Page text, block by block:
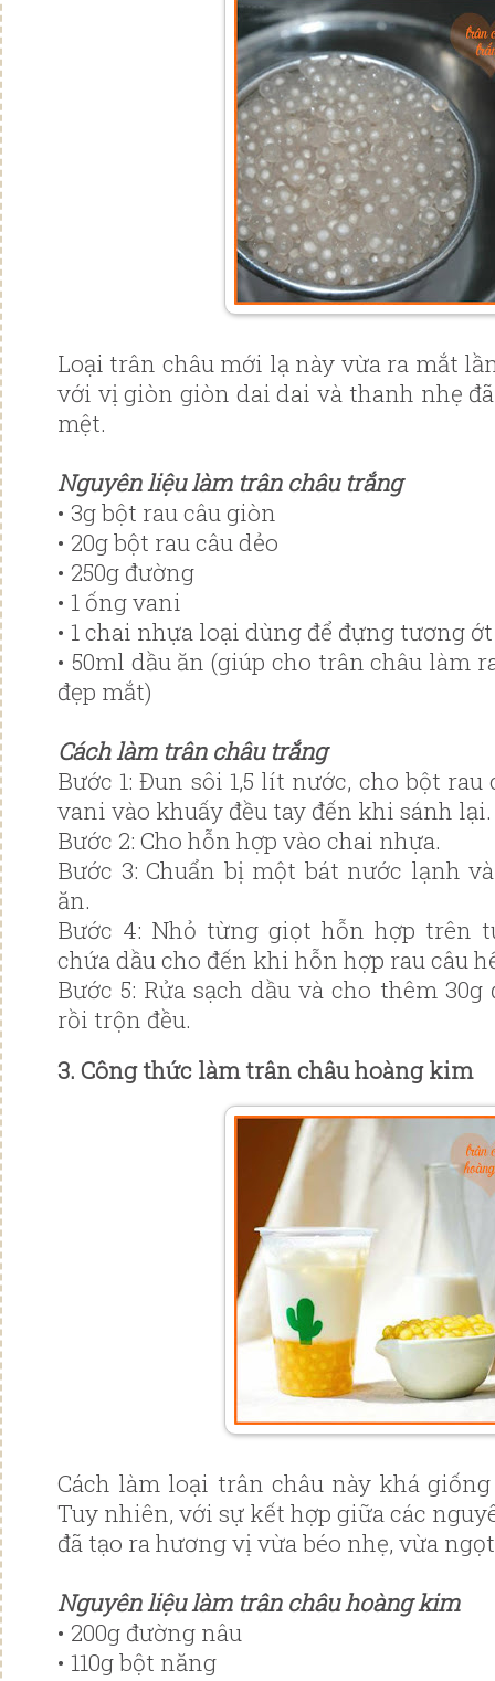
Loại trân châu mới lạ này vừa ra mắt
với vị giòn giòn dai dai và thanh nhẹ
mệt.
Nguyên liệu làm trân châu trắng
• 3g bột rau câu giòn
• 20g bột rau câu dẻo
• 250g đường
• 1 ống vani
• 1 chai nhựa loại dùng để đựng tương ớt
• 50ml dầu ăn (giúp cho trân châu làm
đẹp mắt)
Cách làm trân châu trắng
Bước 1: Đun sôi 1,5 lít nước, cho bột rau
vani vào khuấy đều tay đến khi sánh lại.
Bước 2: Cho hỗn hợp vào chai nhựa.
Bước 3: Chuẩn bị một bát nước lạnh
ăn.
Bước 4: Nhỏ từng giọt hỗn hợp trên
chứa dầu cho đến khi hỗn hợp rau câu
Bước 5: Rửa sạch dầu và cho thêm
rồi trộn đều.
3. Công thức làm trân châu hoàng kim
Cách làm loại trân châu này khá
Tuy nhiên, với sự kết hợp giữa các
đã tạo ra hương vị vừa béo nhẹ, vừa
Nguyên liệu làm trân châu hoàng kim
• 200g đường nâu
• 110g bột năng